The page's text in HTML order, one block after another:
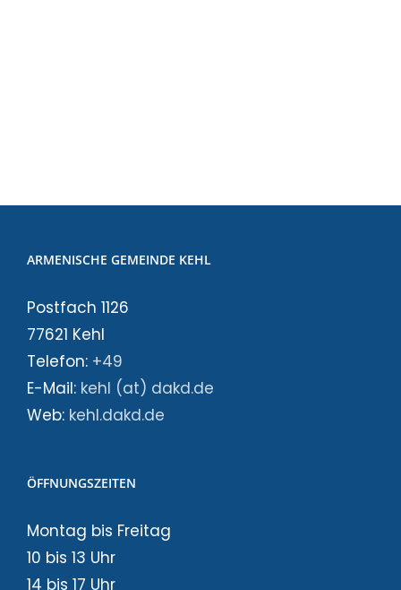
ARMENISCHE GEMEINDE KEHL
Postfach 1126
77621 Kehl
Telefon: +49
E-Mail: kehl (at) dakd.de
Web: kehl.dakd.de
ÖFFNUNGSZEITEN
Montag bis Freitag
10 bis 13 Uhr
14 bis 17 Uhr